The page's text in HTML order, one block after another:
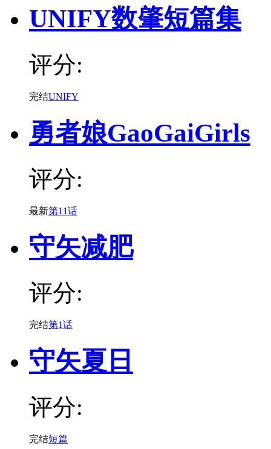
UNIFY数肇短篇集
评分:
完结UNIFY
勇者娘GaoGaiGirls
评分:
最新第11话
守矢减肥
评分:
完结第1话
守矢夏日
评分:
完结短篇